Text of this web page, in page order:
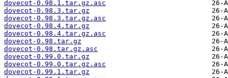
dovecot-0.98.1.tar.gz.asc
dovecot-0.98.3.tar.gz
dovecot-0.98.3.tar.gz.asc
dovecot-0.98.4.tar.gz
dovecot-0.98.4.tar.gz.asc
dovecot-0.98.tar.gz
dovecot-0.98.tar.gz.asc
dovecot-0.99.0.tar.gz
dovecot-0.99.0.tar.gz.asc
dovecot-0.99.1.tar.gz